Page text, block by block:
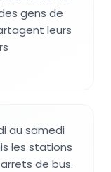
gens de
leurs
au samedi
les stations
de bus.